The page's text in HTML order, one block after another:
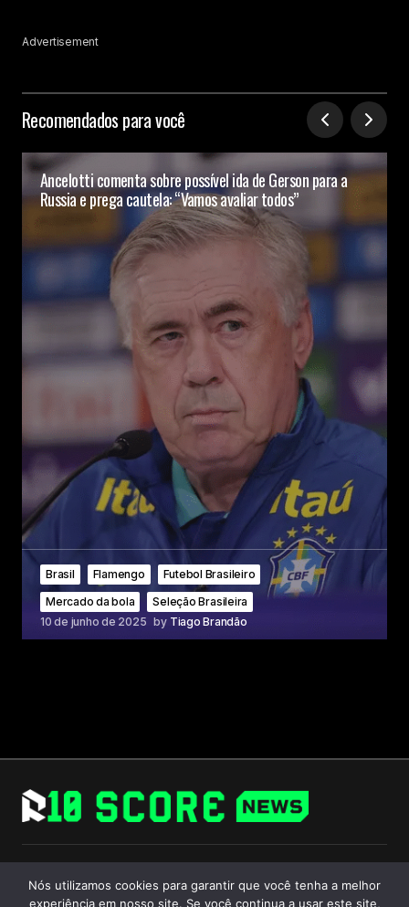
Advertisement
Recomendados para você
Ancelotti comenta sobre possível ida de Gerson para a
Russia e prega cautela: “Vamos avaliar todos”
Brasil Flamengo
Futebol Brasileiro
Mercado da bola
Seleção Brasileira
10 de junho de 2025 by Tiago Brandão
Follow Us
Nós utilizamos cookies para garantir que você tenha a melhor
experiência em nosso site. Se você continua a usar este site,